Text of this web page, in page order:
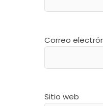
Correo
Sitio web